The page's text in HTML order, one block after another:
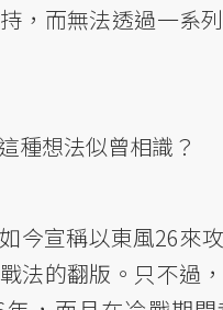
，而無法透過一系
種想法似曾相識？
今宣稱以東風26來
法的翻版。只不過